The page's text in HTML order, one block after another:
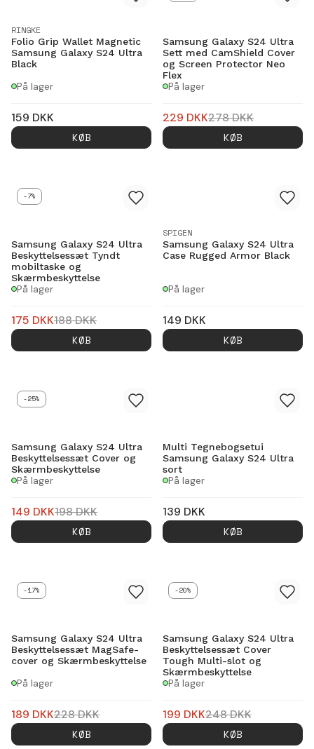
RINGKE
Folio Grip Wallet Magnetic
Samsung Galaxy S24 Ultra
Black
På lager
159 DKK
KØB
Samsung Galaxy S24 Ultra
Sett med CamShield Cover
og Screen Protector Neo
Flex
På lager
229 DKK278DKK
KØB
-7%
Samsung Galaxy S24 Ultra
Beskyttelsessæt Tyndt
mobiltaske og
Skærmbeskyttelse
På lager
175 DKK188DKK
KØB
SPIGEN
Samsung Galaxy S24 Ultra
Case Rugged Armor Black
På lager
149 DKK
KØB
-25%
Samsung Galaxy S24 Ultra
Beskyttelsessæt Cover og
Skærmbeskyttelse
På lager
149 DKK198DKK
KØB
Multi Tegnebogsetui
Samsung Galaxy S24 Ultra
sort
På lager
139 DKK
KØB
-17%
Samsung Galaxy S24 Ultra
Beskyttelsessæt MagSafe-
cover og Skærmbeskyttelse
På lager
189 DKK228DKK
KØB
-20%
Samsung Galaxy S24 Ultra
Beskyttelsessæt Cover
Tough Multi-slot og
Skærmbeskyttelse
På lager
199 DKK248DKK
KØB